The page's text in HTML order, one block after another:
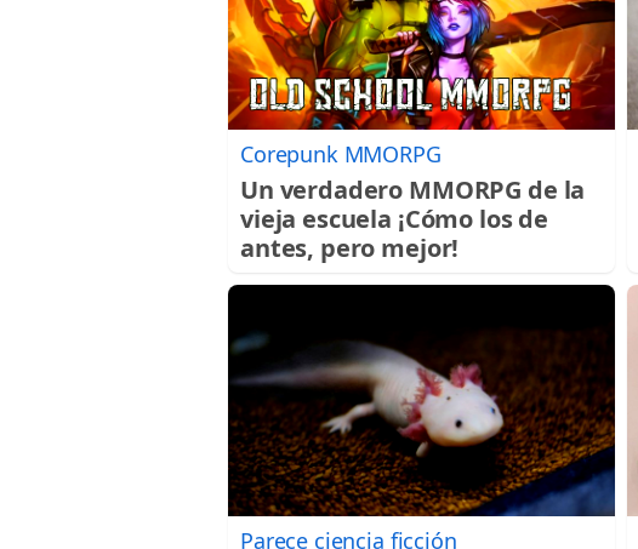
Corepunk MMORPG
Un verdadero MMORPG de la
vieja escuela ¡Cómo los de
antes, pero mejor!
Parece ciencia ficción